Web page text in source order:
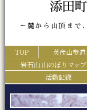
添田
～麓から山頂まで
TOP 英彦山参
岩石山 山のぼりマップ
活動記録